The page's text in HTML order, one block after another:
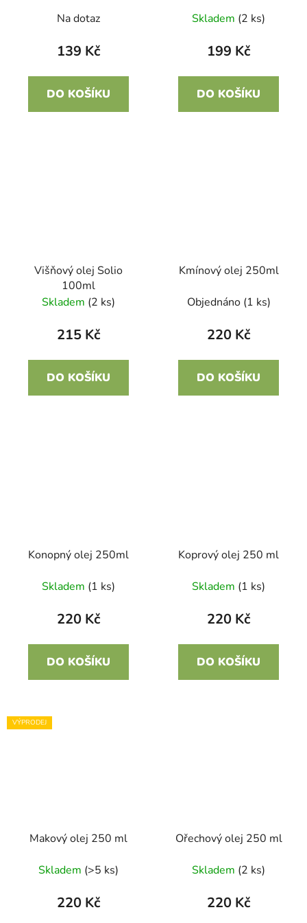
Na dotaz
139 Kč
DO KOŠÍKU
Skladem (2 ks)
199 Kč
DO KOŠÍKU
Višňový olej Solio
100ml
Skladem (2 ks)
215 Kč
DO KOŠÍKU
Kmínový olej 250ml
Objednáno (1 ks)
220 Kč
DO KOŠÍKU
Konopný olej 250ml
Skladem (1 ks)
220 Kč
DO KOŠÍKU
Koprový olej 250 ml
Skladem (1 ks)
220 Kč
DO KOŠÍKU
VÝPRODEJ
Makový olej 250 ml
Skladem (>5 ks)
220 Kč
Ořechový olej 250 ml
Skladem (2 ks)
220 Kč